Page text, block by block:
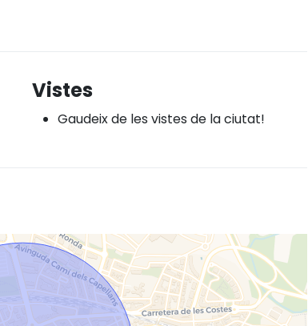
Vistes
Gaudeix de les vistes de la ciutat!